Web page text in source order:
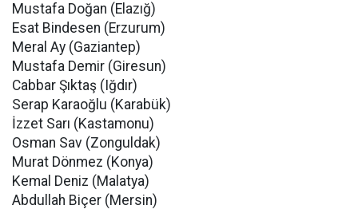
Mustafa Doğan (Elazığ)
Esat Bindesen (Erzurum)
Meral Ay (Gaziantep)
Mustafa Demir (Giresun)
Cabbar Şıktaş (Iğdır)
Serap Karaoğlu (Karabük)
İzzet Sarı (Kastamonu)
Osman Sav (Zonguldak)
Murat Dönmez (Konya)
Kemal Deniz (Malatya)
Abdullah Biçer (Mersin)